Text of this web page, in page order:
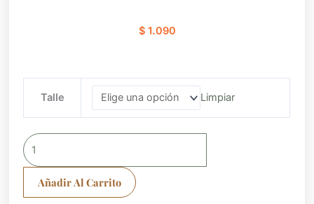
$1.090
Talle Limpiar
zafiro
cantidad
Añadir Al Carrito